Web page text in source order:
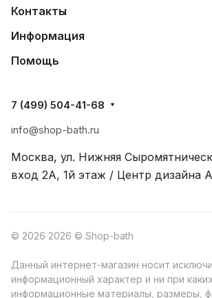
Контакты
Информация
Помощь
7 (499) 504-41-68
info@shop-bath.ru
Москва, ул. Нижняя
вход 2A, 1й этаж / Центр дизайна
© 2026 2026 © Shop-bath
Данный интернет-магазин носит
информационный характер и ни при
информационные материалы, размеры,